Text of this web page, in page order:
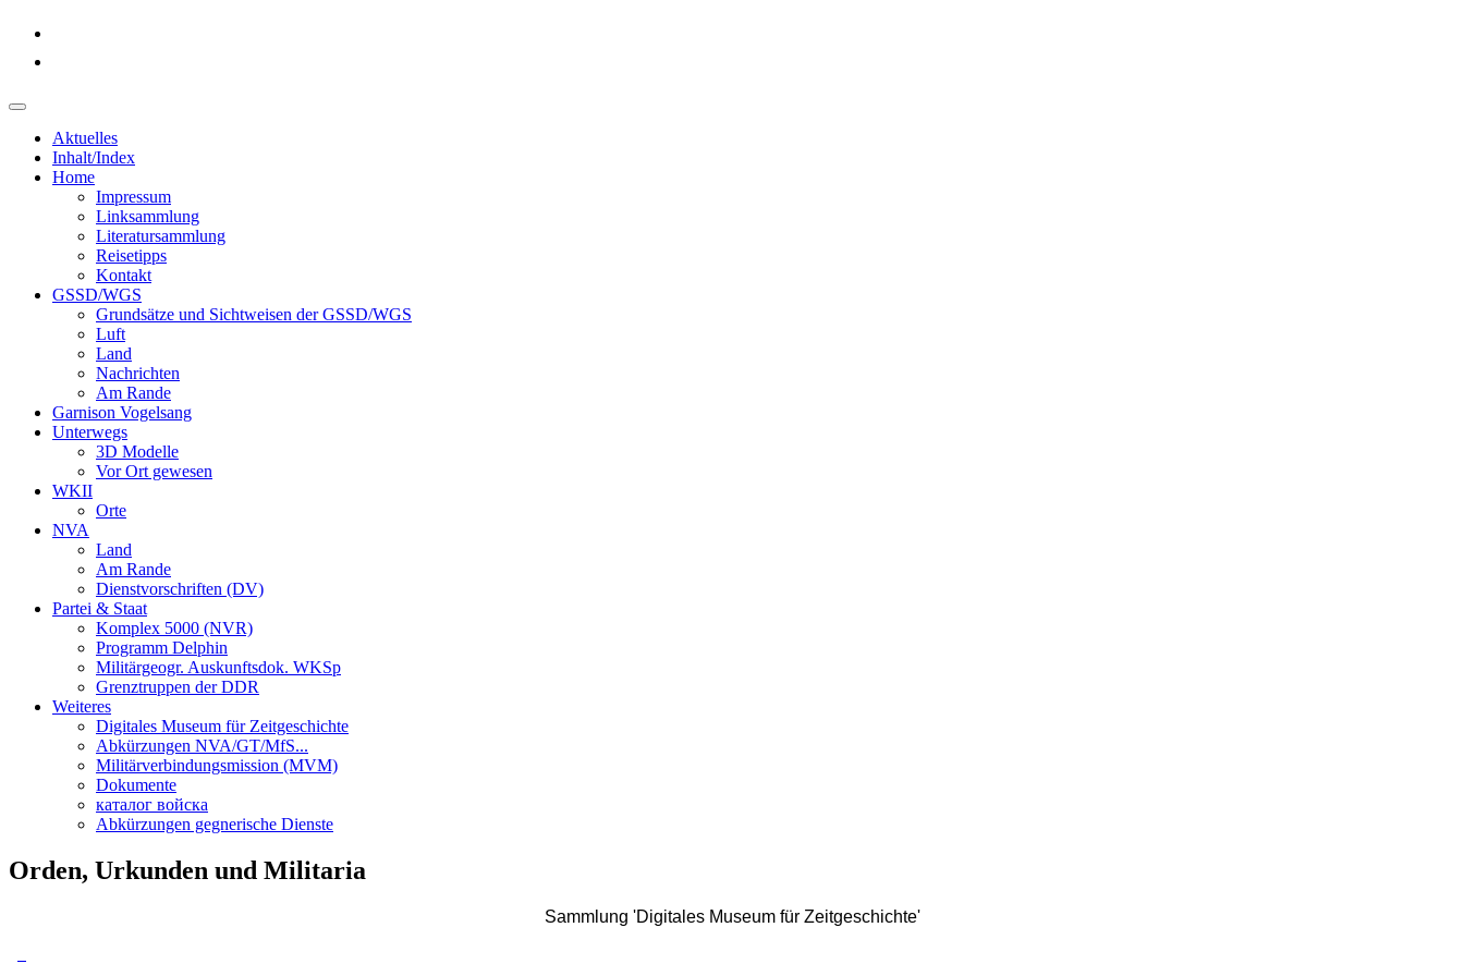
Aktuelles
Inhalt/Index
Home
Impressum
Linksammlung
Literatursammlung
Reisetipps
Kontakt
GSSD/WGS
Grundsätze und Sichtweisen der GSSD/WGS
Luft
Land
Nachrichten
Am Rande
Garnison Vogelsang
Unterwegs
3D Modelle
Vor Ort gewesen
WKII
Orte
NVA
Land
Am Rande
Dienstvorschriften (DV)
Partei & Staat
Komplex 5000 (NVR)
Programm Delphin
Militärgeogr. Auskunftsdok. WKSp
Grenztruppen der DDR
Weiteres
Digitales Museum für Zeitgeschichte
Abkürzungen NVA/GT/MfS...
Militärverbindungsmission (MVM)
Dokumente
каталог войска
Abkürzungen gegnerische Dienste
Orden, Urkunden und Militaria
Sammlung 'Digitales Museum für Zeitgeschichte'